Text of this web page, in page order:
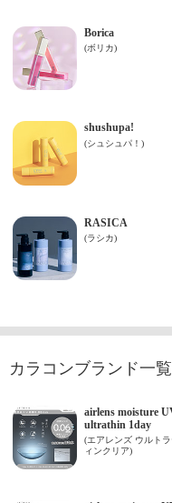
カラコンブランド一覧